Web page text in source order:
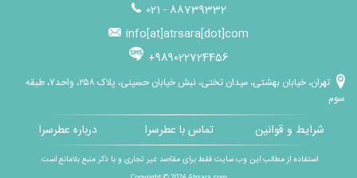
021 - 88739332
info[at]atrsara[dot]com
+989022724456
تهران، خیابان بهشتی، میدان تختی، نبش خیابان حسینی، پلاک ۲۵۸، واحد۷، طبقه
سوم
شرایط و قوانین تماس با عطرسرا درباره عطرسرا
استفاده از مطالب این وب سایت فقط برای مقاصد غیر تجاری و با ذکر منبع بلامانع است.